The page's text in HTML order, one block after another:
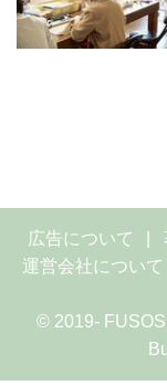
広告について
運営会社について
© 2019-